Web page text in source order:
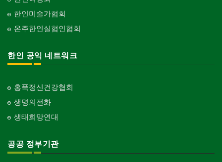
한인미술가협회
온주한인실협인협회
한인 공익 네트워크
홍푹정신건강협회
생명의전화
생태희망연대
공공 정부기관